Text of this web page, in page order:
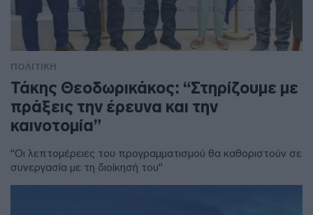
ΠΟΛΙΤΙΚΗ
Τάκης Θεοδωρικάκος: “Στηρίζουμε με
πράξεις την έρευνα και την
καινοτομία”
"Οι λεπτομέρειες του προγραμματισμού θα καθοριστούν σε
συνεργασία με τη διοίκησή του"